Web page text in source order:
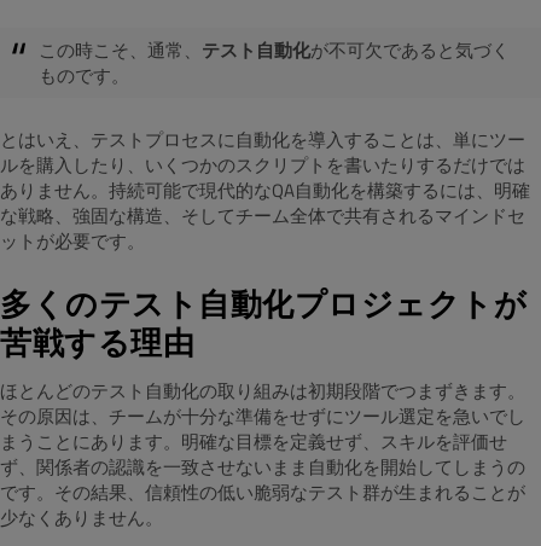
この時こそ、通常、 テスト自動化が不可欠であると気づく
ものです。
とはいえ、テストプロセスに自動化を導入することは、単にツー
ルを購入したり、いくつかのスクリプトを書いたりするだけでは
ありません。持続可能で現代的なQA自動化を構築するには、明確
な戦略、強固な構造、そしてチーム全体で共有されるマインドセ
ットが必要です。
多くのテスト自動化プロジェクトが
苦戦する理由
ほとんどのテスト自動化の取り組みは初期段階でつまずきます。
その原因は、チームが十分な準備をせずにツール選定を急いでし
まうことにあります。明確な目標を定義せず、スキルを評価せ
ず、関係者の認識を一致させないまま自動化を開始してしまうの
です。その結果、信頼性の低い脆弱なテスト群が生まれることが
少なくありません。